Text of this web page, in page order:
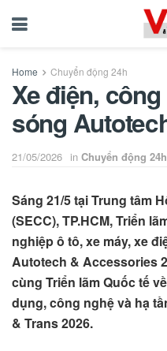
Home Chuyển động 24h
Xe điện,
sóng
21/05/2026 in Chuyển động 24h
Sáng 21/5 tại Trung tâm
(SECC), TP.HCM, Triển
nghiệp ô tô, xe máy, xe
Autotech & Accessories
cùng Triển lãm Quốc tế
dụng, công nghệ và hạ
& Trans 2026.